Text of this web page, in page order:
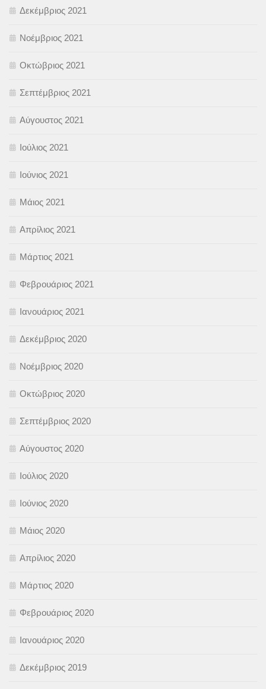
Δεκέμβριος 2021
Νοέμβριος 2021
Οκτώβριος 2021
Σεπτέμβριος 2021
Αύγουστος 2021
Ιούλιος 2021
Ιούνιος 2021
Μάιος 2021
Απρίλιος 2021
Μάρτιος 2021
Φεβρουάριος 2021
Ιανουάριος 2021
Δεκέμβριος 2020
Νοέμβριος 2020
Οκτώβριος 2020
Σεπτέμβριος 2020
Αύγουστος 2020
Ιούλιος 2020
Ιούνιος 2020
Μάιος 2020
Απρίλιος 2020
Μάρτιος 2020
Φεβρουάριος 2020
Ιανουάριος 2020
Δεκέμβριος 2019